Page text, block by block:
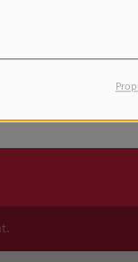
une
n’existe plus.